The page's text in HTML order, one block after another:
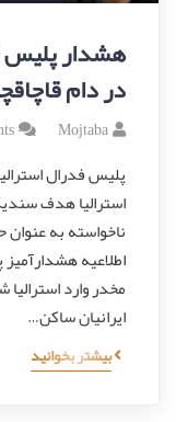
هشدار پلیس
در دام
Mojtaba
پلیس فدرال
استرالیا هدف
ناخواسته به
اطلاعیه
مخدر وارد
ایرانیان ساکن…
بیشتر بخوانید